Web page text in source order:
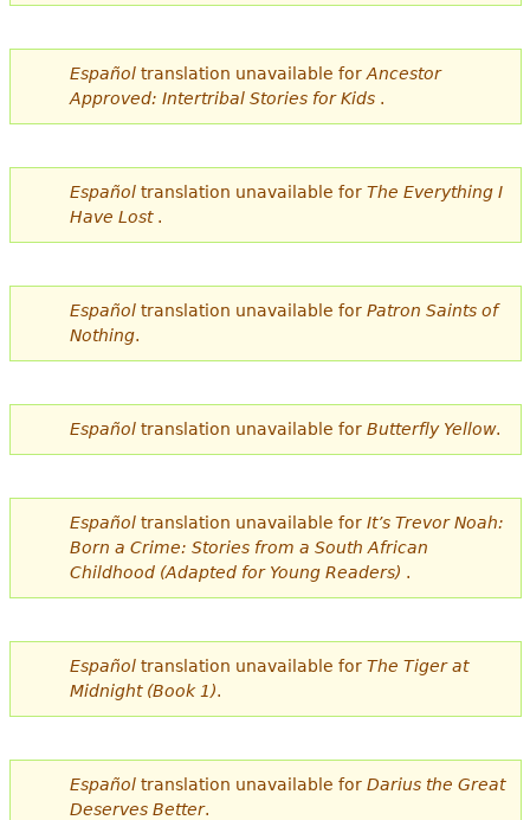
Más recursos
e
s
Españoltranslation unavailable for Ancestor
Approved: Intertribal Stories for Kids .
Españoltranslation unavailable for The Everything I
Have Lost .
Españoltranslation unavailable for Patron Saints of
Nothing.
Españoltranslation unavailable for Butterfly Yellow.
Españoltranslation unavailable for It’s Trevor Noah:
Born a Crime: Stories from a South African
Childhood (Adapted for Young Readers) .
Españoltranslation unavailable for The Tiger at
Midnight (Book 1).
Españoltranslation unavailable for Darius the Great
Deserves Better.